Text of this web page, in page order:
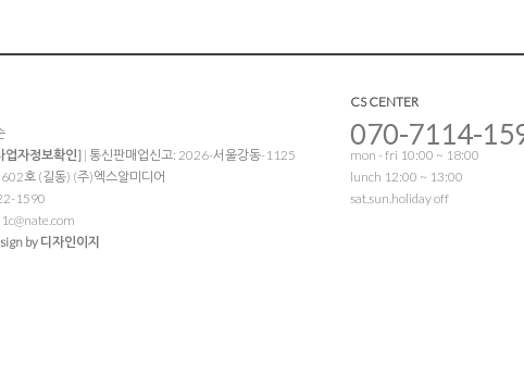
업자정보확인]| 통신판매업신고: 2026-서울강동-1125
호 (길동) (주)엑스알미디어
1590
by 디자인이지
CS CENTER
070-7114-
mon - fri 10:00 ~ 18:00
lunch 12:00 ~ 13:00
sat.sun.holiday off